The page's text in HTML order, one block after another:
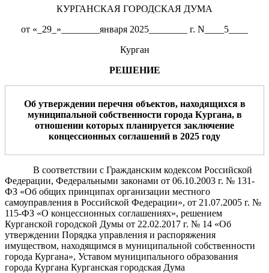
КУРГАНСКАЯ ГОРОДСКАЯ ДУМА
от «_29_»________января 2025________ г. N____5____
Курган
РЕШЕНИЕ
Об утверждении перечня объектов, находящихся в
муниципальной собственности города Кургана, в
отношении которых планируется заключение
концессионных соглашений в 2025 году
В соответствии с Гражданским кодексом Российской
Федерации, Федеральными законами от 06.10.2003 г. № 131-
ФЗ «Об общих принципах организации местного
самоуправления в Российской Федерации», от 21.07.2005 г. №
115-ФЗ «О концессионных соглашениях», решением
Курганской городской Думы от 22.02.2017 г. № 14 «Об
утверждении Порядка управления и распоряжения
имуществом, находящимся в муниципальной собственности
города Кургана», Уставом муниципального образования
города Кургана Курганская городская Дума